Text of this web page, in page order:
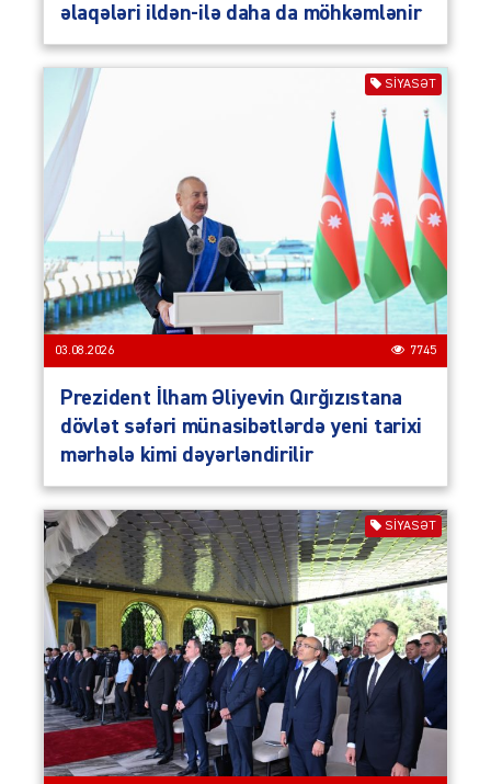
əlaqələri ildən-ilə daha da möhkəmlənir
SIYASƏT
03.08.2026 7745
Prezident İlham Əliyevin Qırğızıstana
dövlət səfəri münasibətlərdə yeni tarixi
mərhələ kimi dəyərləndirilir
SIYASƏT